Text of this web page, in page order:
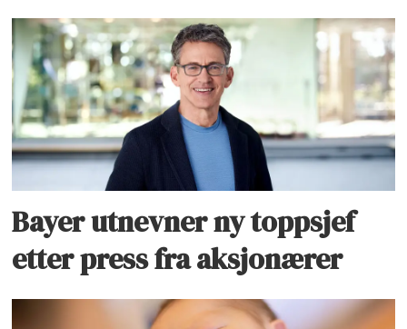
Bayer utnevner ny toppsjef
etter press fra aksjonærer